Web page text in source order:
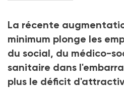
La récente
minimum plonge les
du social, du médico-
sanitaire dans
plus le déficit